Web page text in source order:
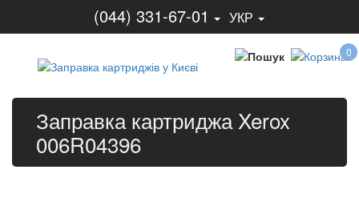
(044) 331-67-01 УКР
0
Заправка картриджа Xerox
006R04396